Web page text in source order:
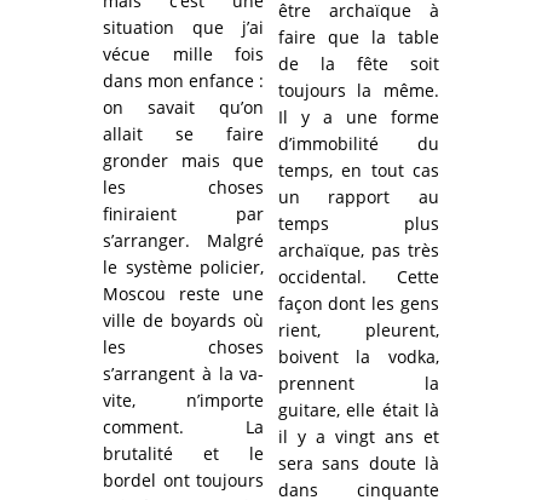
situation que j’ai
vécue mille fois
dans mon enfance :
on savait qu’on
allait se faire
gronder mais que
les choses
finiraient par
s’arranger. Malgré
le système policier,
Moscou reste une
ville de boyards où
les choses
s’arrangent à la va-
vite, n’importe
comment. La
brutalité et le
bordel ont toujours
être archaïque à
faire que la table
de la fête soit
toujours la même.
Il y a une forme
d’immobilité du
temps, en tout cas
un rapport au
temps plus
archaïque, pas très
occidental. Cette
façon dont les gens
rient, pleurent,
boivent la vodka,
prennent la
guitare, elle était là
il y a vingt ans et
sera sans doute là
dans cinquante